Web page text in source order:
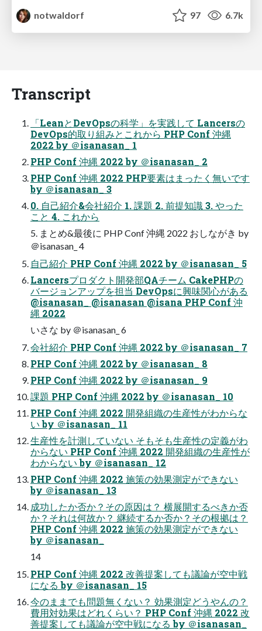
notwaldorf
97 6.7k
Transcript
「LeanとDevOpsの科学」を実践して Lancersの
DevOps的取り組みとこれから PHP Conf 沖縄
2022 by ＠isanasan_ 1
PHP Conf 沖縄 2022 by ＠isanasan_ 2
PHP Conf 沖縄 2022 PHP要素はまったく無いです
by ＠isanasan_ 3
0. 自己紹介&会社紹介 1. 課題 2. 前提知識 3. やった
こと 4. これから
5. まとめ&最後に PHP Conf 沖縄 2022 おしながき by
＠isanasan_ 4
自己紹介 PHP Conf 沖縄 2022 by ＠isanasan_ 5
Lancersプロダクト開発部QAチーム CakePHPの
バージョンアップを担当 DevOpsに興味関心がある
@isanasan_ @isanasan @isana PHP Conf 沖
縄 2022
いさな by ＠isanasan_ 6
会社紹介 PHP Conf 沖縄 2022 by ＠isanasan_ 7
PHP Conf 沖縄 2022 by ＠isanasan_ 8
PHP Conf 沖縄 2022 by ＠isanasan_ 9
課題 PHP Conf 沖縄 2022 by ＠isanasan_ 10
PHP Conf 沖縄 2022 開発組織の生産性がわからな
い by ＠isanasan_ 11
生産性を計測していない そもそも生産性の定義がわ
からない PHP Conf 沖縄 2022 開発組織の生産性が
わからない by ＠isanasan_ 12
PHP Conf 沖縄 2022 施策の効果測定ができない
by ＠isanasan_ 13
成功したか否か？その原因は？ 横展開するべきか否
か？それは何故か？ 継続するか否か？その根拠は？
PHP Conf 沖縄 2022 施策の効果測定ができない
by ＠isanasan_
14
PHP Conf 沖縄 2022 改善提案しても議論が空中戦
になる by ＠isanasan_ 15
今のままでも問題無くない？ 効果測定どうやんの？
費用対効果はどれくらい？ PHP Conf 沖縄 2022 改
善提案しても議論が空中戦になる by ＠isanasan_